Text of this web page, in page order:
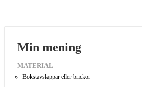
Min mening
MATERIAL
Bokstavslappar eller brickor